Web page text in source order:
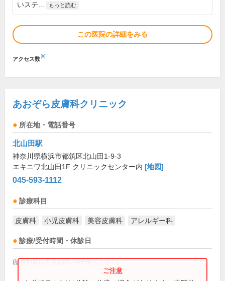
いステ...
もっと読む
この医院の詳細をみる
アクセス数※
あおぞら皮膚科クリニック
所在地・電話番号
北山田駅
神奈川県横浜市都筑区北山田1-9-3
エキニワ北山田1F クリニックセンター内 [地図]
045-593-1112
診療科目
皮膚科 小児皮膚科 美容皮膚科 アレルギー科
診療/受付時間・休診日
(診療時間は直接お問い合わせください)